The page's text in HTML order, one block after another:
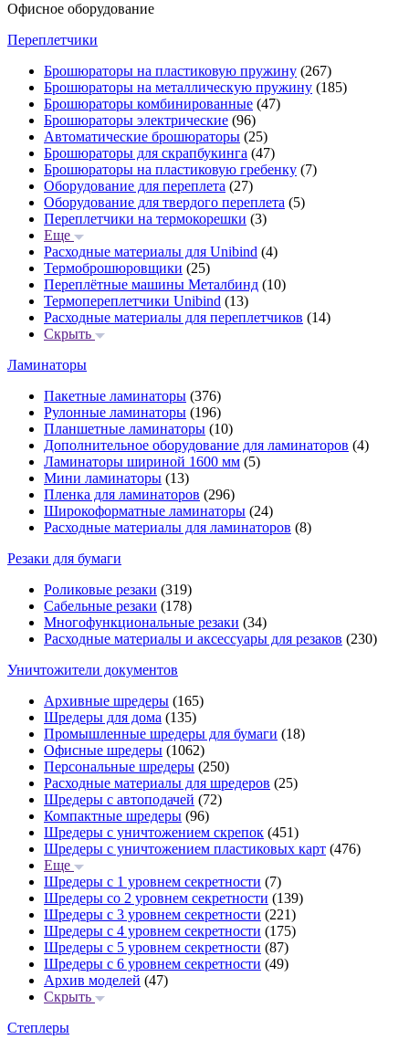
Офисное оборудование
Переплетчики
Брошюраторы на пластиковую пружину (267)
Брошюраторы на металлическую пружину (185)
Брошюраторы комбинированные (47)
Брошюраторы электрические (96)
Автоматические брошюраторы (25)
Брошюраторы для скрапбукинга (47)
Брошюраторы на пластиковую гребенку (7)
Оборудование для переплета (27)
Оборудование для твердого переплета (5)
Переплетчики на термокорешки (3)
Еще
Расходные материалы для Unibind (4)
Термоброшюровщики (25)
Переплётные машины Металбинд (10)
Термопереплетчики Unibind (13)
Расходные материалы для переплетчиков (14)
Скрыть
Ламинаторы
Пакетные ламинаторы (376)
Рулонные ламинаторы (196)
Планшетные ламинаторы (10)
Дополнительное оборудование для ламинаторов (4)
Ламинаторы шириной 1600 мм (5)
Мини ламинаторы (13)
Пленка для ламинаторов (296)
Широкоформатные ламинаторы (24)
Расходные материалы для ламинаторов (8)
Резаки для бумаги
Роликовые резаки (319)
Сабельные резаки (178)
Многофункциональные резаки (34)
Расходные материалы и аксессуары для резаков (230)
Уничтожители документов
Архивные шредеры (165)
Шредеры для дома (135)
Промышленные шредеры для бумаги (18)
Офисные шредеры (1062)
Персональные шредеры (250)
Расходные материалы для шредеров (25)
Шредеры с автоподачей (72)
Компактные шредеры (96)
Шредеры с уничтожением скрепок (451)
Шредеры с уничтожением пластиковых карт (476)
Еще
Шредеры с 1 уровнем секретности (7)
Шредеры со 2 уровнем секретности (139)
Шредеры с 3 уровнем секретности (221)
Шредеры с 4 уровнем секретности (175)
Шредеры с 5 уровнем секретности (87)
Шредеры с 6 уровнем секретности (49)
Архив моделей (47)
Скрыть
Степлеры